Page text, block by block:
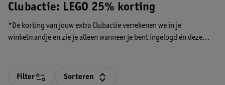
Clubactie: LEGO 25% korting
*De korting van jouw extra Clubactie verrekenen we in je
winkelmandje en zie je alleen wanneer je bent ingelogd én deze
Filter Sorteren